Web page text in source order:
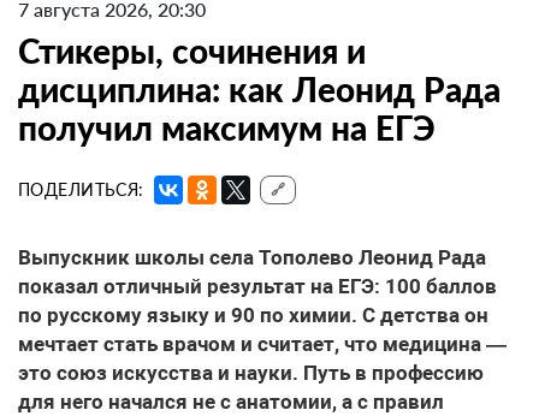
7 августа 2026, 20:30
Стикеры, сочинения и
дисциплина: как Леонид Рада
получил максимум на ЕГЭ
ПОДЕЛИТЬСЯ: 🔗
Выпускник школы села Тополево Леонид Рада
показал отличный результат на ЕГЭ: 100 баллов
по русскому языку и 90 по химии. С детства он
мечтает стать врачом и считает, что медицина —
это союз искусства и науки. Путь в профессию
для него начался не с анатомии, а с правил